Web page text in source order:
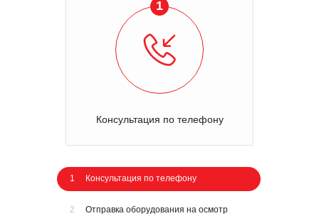
1
Консультация по телефону
1 Консультация по телефону
2 Отправка оборудования на осмотр